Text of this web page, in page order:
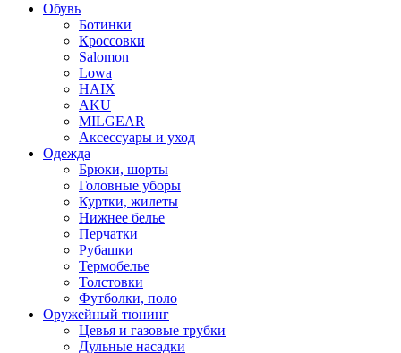
Обувь
Ботинки
Кроссовки
Salomon
Lowa
HAIX
AKU
MILGEAR
Аксессуары и уход
Одежда
Брюки, шорты
Головные уборы
Куртки, жилеты
Нижнее белье
Перчатки
Рубашки
Термобелье
Толстовки
Футболки, поло
Оружейный тюнинг
Цевья и газовые трубки
Дульные насадки